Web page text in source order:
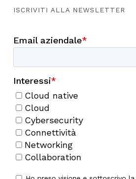
ISCRIVITI ALLA NEWSLETTER